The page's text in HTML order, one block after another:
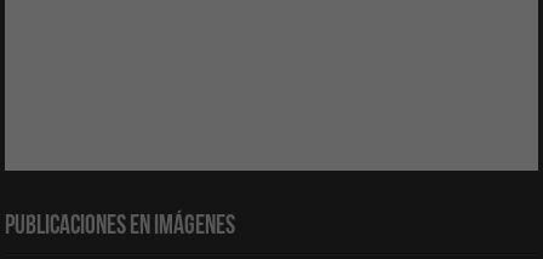
Publicaciones en Imágenes